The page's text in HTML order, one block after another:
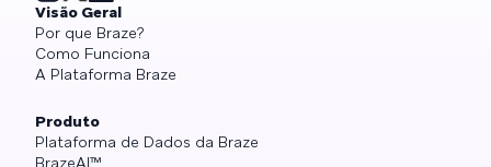
Visão Geral
Por que Braze?
Como Funciona
A Plataforma Braze
Produto
Plataforma de Dados da Braze
BrazeAI™